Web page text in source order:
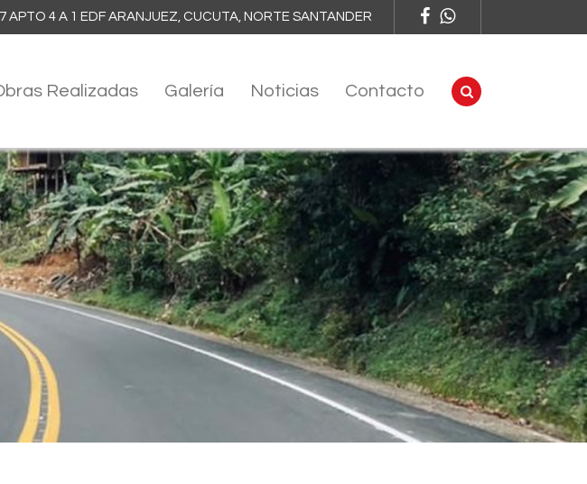
APTO 4 A 1 EDF ARANJUEZ, CUCUTA, NORTE SANTANDER
Realizadas Galería Noticias Contacto